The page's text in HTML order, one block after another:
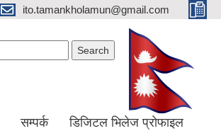
ito.tamankholamun@gmail.com
सम्पर्क डिजिटल भिलेज प्राेफाइल